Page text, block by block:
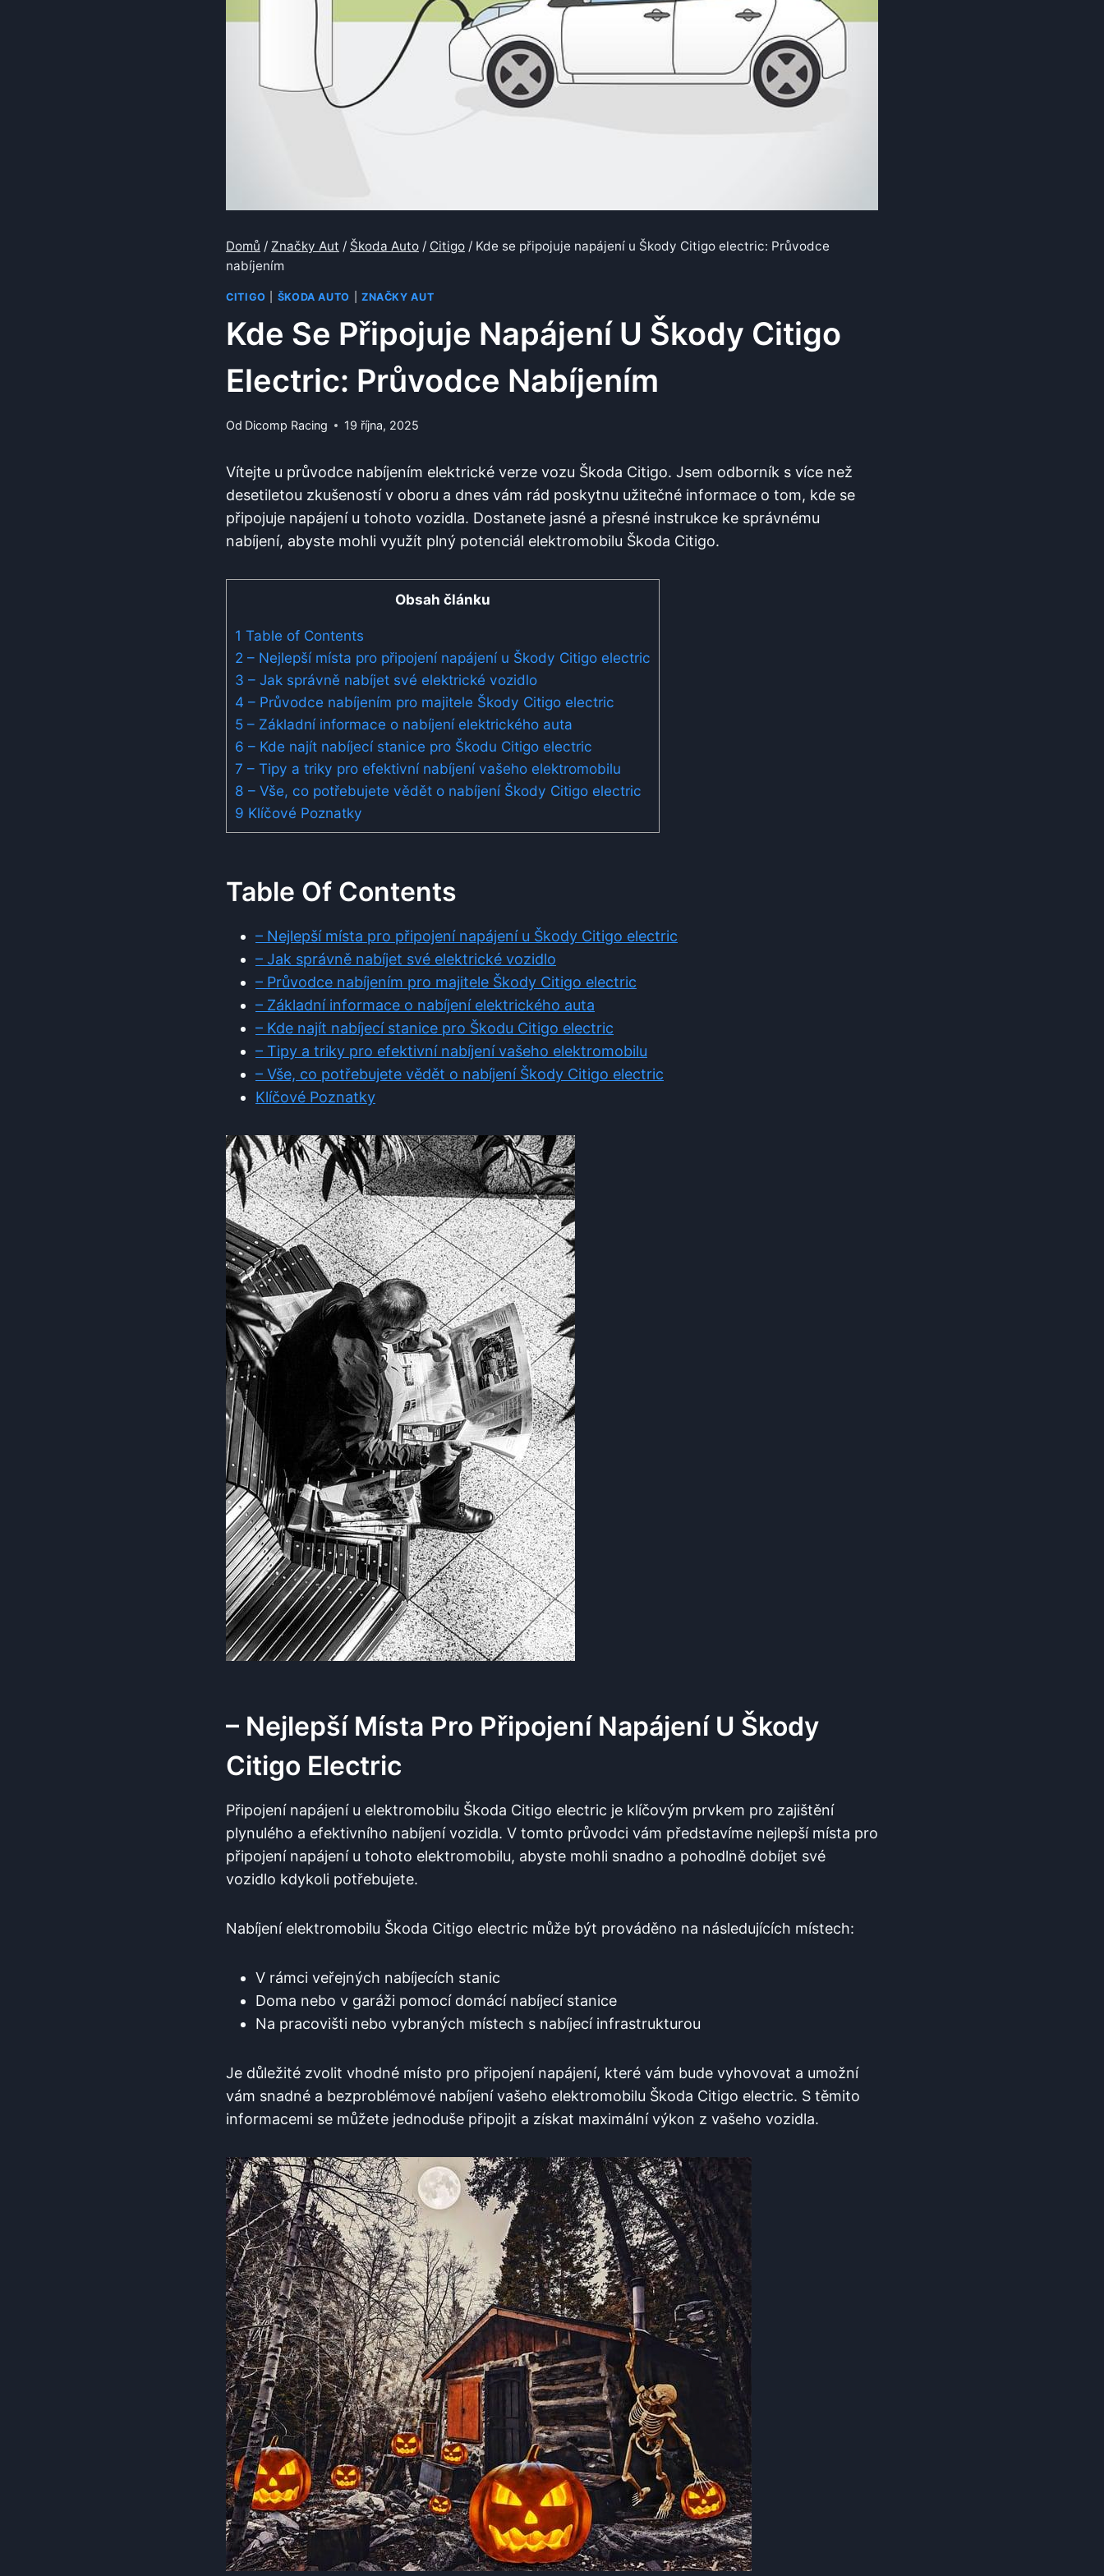
Domů / Značky Aut / Škoda Auto / Citigo / Kde se připojuje napájení u Škody Citigo electric: Průvodce
nabíjením
CITIGO ŠKODA AUTO ZNAČKY AUT
Kde Se Připojuje Napájení U Škody Citigo
Electric: Průvodce Nabíjením
Od Dicomp Racing 19 října, 2025
Vítejte u průvodce nabíjením elektrické verze vozu Škoda Citigo. Jsem odborník s více než
desetiletou zkušeností v oboru a dnes vám rád poskytnu užitečné informace o tom, kde se
připojuje napájení u tohoto vozidla. Dostanete jasné a přesné instrukce ke správnému
nabíjení, abyste mohli využít plný potenciál elektromobilu Škoda Citigo.
Obsah článku
1 Table of Contents
2 – Nejlepší místa pro připojení napájení u Škody Citigo electric
3 – Jak správně nabíjet své elektrické vozidlo
4 – Průvodce nabíjením pro majitele Škody Citigo electric
5 – Základní informace o nabíjení elektrického auta
6 – Kde najít nabíjecí stanice pro Škodu Citigo electric
7 – Tipy a triky pro efektivní nabíjení vašeho elektromobilu
8 – Vše, co potřebujete vědět o nabíjení Škody Citigo electric
9 Klíčové Poznatky
Table Of Contents
– Nejlepší místa pro připojení napájení u Škody Citigo electric
– Jak správně nabíjet své elektrické vozidlo
– Průvodce nabíjením pro majitele Škody Citigo electric
– Základní informace o nabíjení elektrického auta
– Kde najít nabíjecí stanice pro Škodu Citigo electric
– Tipy a triky pro efektivní nabíjení vašeho elektromobilu
– Vše, co potřebujete vědět o nabíjení Škody Citigo electric
Klíčové Poznatky
– Nejlepší Místa Pro Připojení Napájení U Škody
Citigo Electric
Připojení napájení u elektromobilu Škoda Citigo electric je klíčovým prvkem pro zajištění
plynulého a efektivního nabíjení vozidla. V tomto průvodci vám představíme nejlepší místa pro
připojení napájení u tohoto elektromobilu, abyste mohli snadno a pohodlně dobíjet své
vozidlo kdykoli potřebujete.
Nabíjení elektromobilu Škoda Citigo electric může být prováděno na následujících místech:
V rámci veřejných nabíjecích stanic
Doma nebo v garáži pomocí domácí nabíjecí stanice
Na pracovišti nebo vybraných místech s nabíjecí infrastrukturou
Je důležité zvolit vhodné místo pro připojení napájení, které vám bude vyhovovat a umožní
vám snadné a bezproblémové nabíjení vašeho elektromobilu Škoda Citigo electric. S těmito
informacemi se můžete jednoduše připojit a získat maximální výkon z vašeho vozidla.